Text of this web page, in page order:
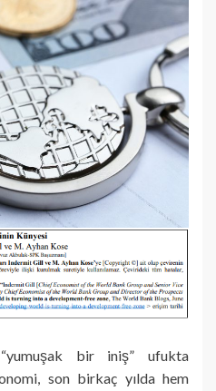
bir iniş” ufukta
son birkaç yılda hem